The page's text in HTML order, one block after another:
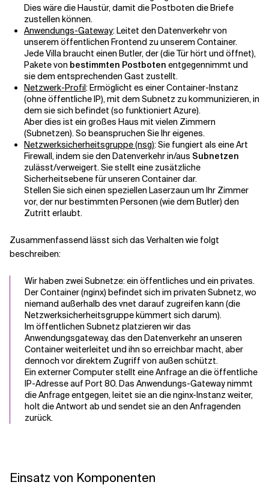
Dies wäre die Haustür, damit die Postboten die Briefe
zustellen können.
Anwendungs-Gateway: Leitet den Datenverkehr von
unserem öffentlichen Frontend zu unserem Container.
Jede Villa braucht einen Butler, der (die Tür hört und öffnet),
Pakete von bestimmten Postboten entgegennimmt und
sie dem entsprechenden Gast zustellt.
Netzwerk-Profil: Ermöglicht es einer Container-Instanz
(ohne öffentliche IP), mit dem Subnetz zu kommunizieren, in
dem sie sich befindet (so funktioniert Azure).
Aber dies ist ein großes Haus mit vielen Zimmern
(Subnetzen). So beanspruchen Sie Ihr eigenes.
Netzwerksicherheitsgruppe (nsg): Sie fungiert als eine Art
Firewall, indem sie den Datenverkehr in/aus Subnetzen
zulässt/verweigert. Sie stellt eine zusätzliche
Sicherheitsebene für unseren Container dar.
Stellen Sie sich einen speziellen Laserzaun um Ihr Zimmer
vor, der nur bestimmten Personen (wie dem Butler) den
Zutritt erlaubt.
Zusammenfassend lässt sich das Verhalten wie folgt
beschreiben:
Wir haben zwei Subnetze: ein öffentliches und ein privates.
Der Container (nginx) befindet sich im privaten Subnetz, wo
niemand außerhalb des vnet darauf zugreifen kann (die
Netzwerksicherheitsgruppe kümmert sich darum).
Im öffentlichen Subnetz platzieren wir das
Anwendungsgateway, das den Datenverkehr an unseren
Container weiterleitet und ihn so erreichbar macht, aber
dennoch vor direktem Zugriff von außen schützt.
Ein externer Computer stellt eine Anfrage an die öffentliche
IP-Adresse auf Port 80. Das Anwendungs-Gateway nimmt
die Anfrage entgegen, leitet sie an die nginx-Instanz weiter,
holt die Antwort ab und sendet sie an den Anfragenden
zurück.
Einsatz von Komponenten